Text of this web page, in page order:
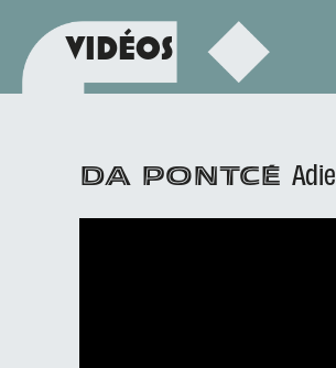
VIDÉOS
DA PONTCÉ